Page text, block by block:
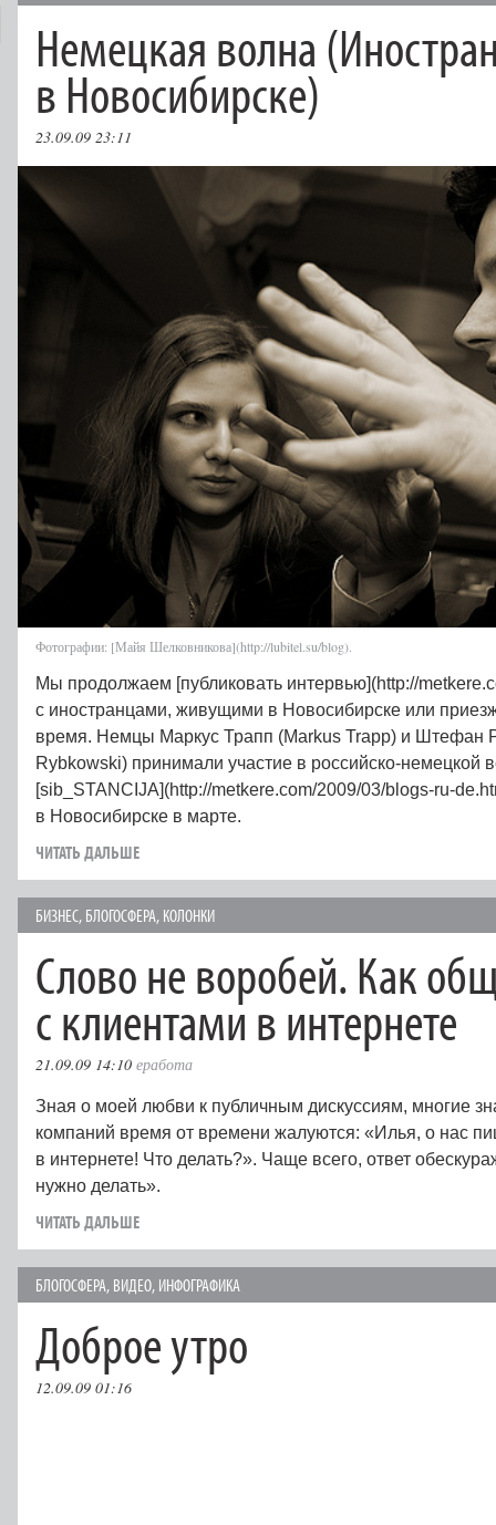
Немецкая волна
в Новосибирске)
23.09.09 23:11
Фотографии: [Майя Шелковникова](http://lubitel.su/blog).
Мы продолжаем [публиковать интервью](http://
с иностранцами, живущими в Новосибирске или
время. Немцы Маркус Трапп (Markus Trapp) и Штефан
Rybkowski) принимали участие в российско-немецкой
[sib_STANCIJA](http://metkere.com/2009/03/blogs-ru-
в Новосибирске в марте.
ЧИТАТЬ ДАЛЬШЕ
БИЗНЕС, БЛОГОСФЕРА, КОЛОНКИ
Слово не воробей. Как
с клиентами в интернете
21.09.09 14:10 еработа
Зная о моей любви к публичным дискуссиям, многие
компаний время от времени жалуются: «Илья, о нас
в интернете! Что делать?». Чаще всего, ответ
нужно делать».
ЧИТАТЬ ДАЛЬШЕ
БЛОГОСФЕРА, ВИДЕО, ИНФОГРАФИКА
Доброе утро
12.09.09 01:16